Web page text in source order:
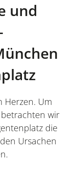
und
Herzen. Um
betrachten wir
die
Ursachen